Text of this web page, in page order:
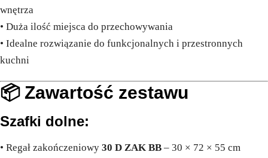
wnętrza
• Duża ilość miejsca do przechowywania
• Idealne rozwiązanie do funkcjonalnych i przestronnych
kuchni
📦 Zawartość zestawu
Szafki dolne:
• Regał zakończeniowy 30 D ZAK BB – 30 × 72 × 55 cm